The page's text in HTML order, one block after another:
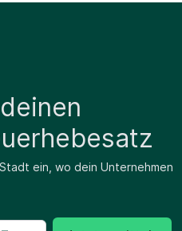
ein, wo dein Unternehmen